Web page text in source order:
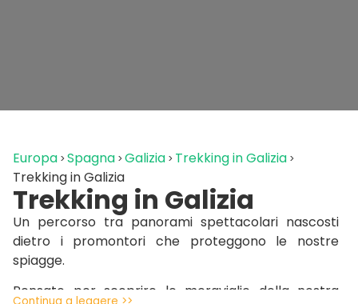
Europa Spagna Galizia Trekking in Galizia
Trekking in Galizia
Trekking in Galizia
Un percorso tra panorami spettacolari nascosti
dietro i promontori che proteggono le nostre
spiagge.
Pensato per scoprire le meraviglie della nostra